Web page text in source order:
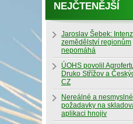
NEJČTENĚJŠÍ
Jaroslav Šebek:
zemědělství regionům
nepomáhá
ÚOHS povolil
Druko Střížov a
CZ
Nereálné a nesmyslné
požadavky na
aplikaci hnojiv